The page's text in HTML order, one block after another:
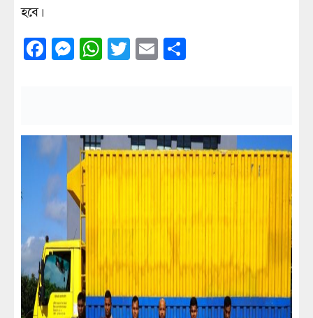
হবে।
Facebook
Messenger
WhatsApp
Twitter
Email